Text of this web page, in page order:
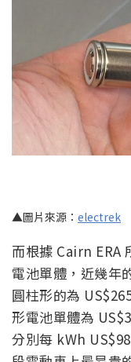
▲圖片來源： electrek
而根據 Cairn ERA
電池單體，近幾年
圓柱形的為
形電池單體為
分別每 kWh